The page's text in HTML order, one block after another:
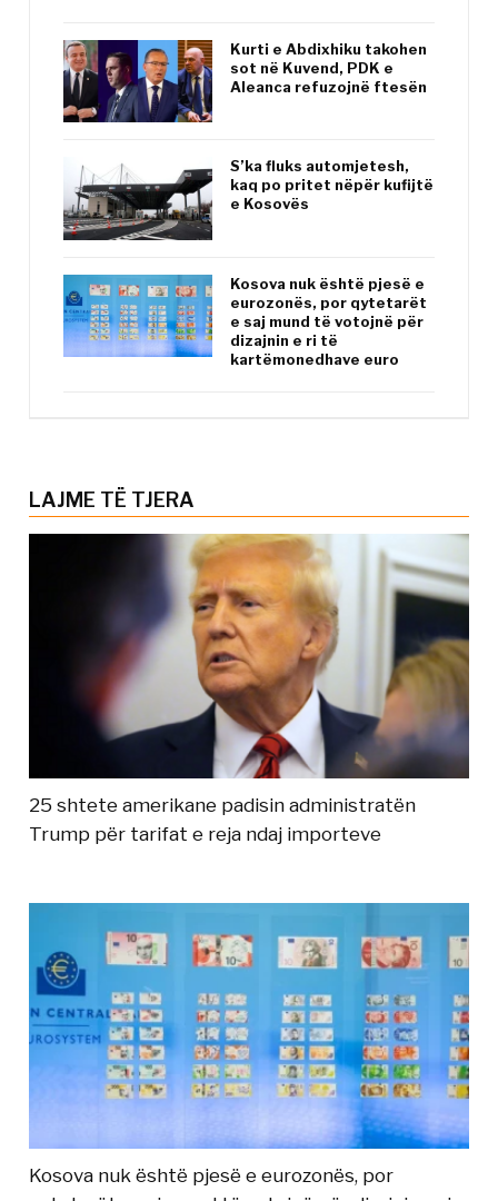
Kurti e Abdixhiku takohen
sot në Kuvend, PDK e
Aleanca refuzojnë ftesën
S’ka fluks automjetesh,
kaq po pritet nëpër kufijtë
e Kosovës
Kosova nuk është pjesë e
eurozonës, por qytetarët
e saj mund të votojnë për
dizajnin e ri të
kartëmonedhave euro
LAJME TË TJERA
25 shtete amerikane padisin administratën
Trump për tarifat e reja ndaj importeve
Kosova nuk është pjesë e eurozonës, por